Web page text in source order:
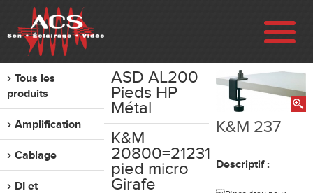
ENTREPRISE
RÉALISATIONS
VENTE
Tous les
produits
Amplification
Cablage
DI et
ASD AL200
Pieds HP
Métal
K&M
20800=21231
pied micro
Girafe
K&M 237
Descriptif :